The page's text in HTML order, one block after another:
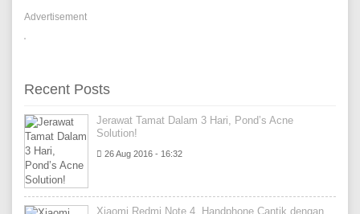
Advertisement
Recent Posts
Jerawat Tamat Dalam 3 Hari, Pond’s Acne
Solution!
26 Aug 2016 - 16:32
Xiaomi Redmi Note 4, Handphone Cantik dengan